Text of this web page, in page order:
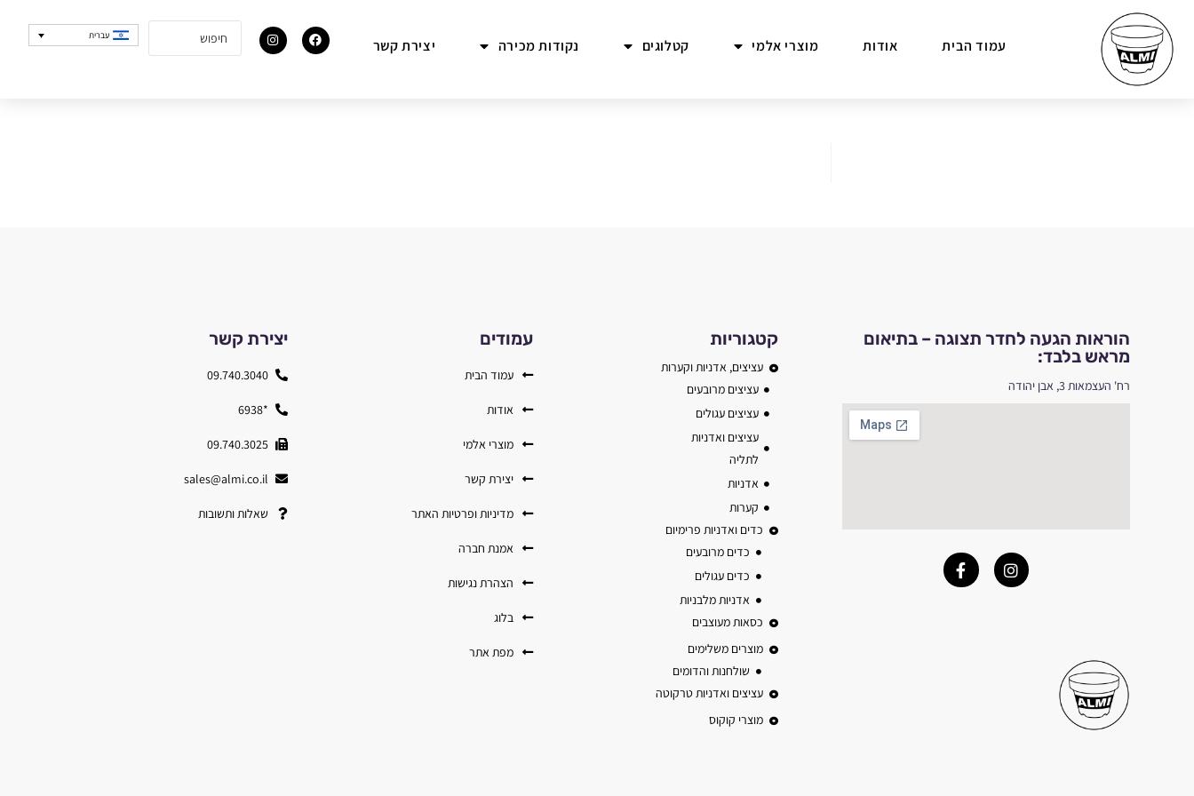
עמוד הבית אודות מוצרי אלמי קטלוגים נקודות מכירה יצירת קשר
עברית
הוראות הגעה לחדר תצוגה – בתיאום
מראש בלבד:
רח' העצמאות 3, אבן יהודה
קטגוריות
עציצים, אדניות וקערות
עציצים מרובעים
עציצים עגולים
עציצים ואדניות
לתליה
אדניות
קערות
כדים ואדניות פרימיום
כדים מרובעים
כדים עגולים
אדניות מלבניות
כסאות מעוצבים
מוצרים משלימים
שולחנות והדומים
עציצים ואדניות טרקוטה
מוצרי קוקוס
עמודים
עמוד הבית
אודות
מוצרי אלמי
יצירת קשר
מדיניות ופרטיות האתר
אמנת חברה
הצהרת נגישות
בלוג
מפת אתר
יצירת קשר
09.740.3040
*6938
09.740.3025
sales@almi.co.il
שאלות ותשובות